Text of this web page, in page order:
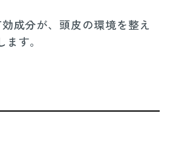
成分が、頭皮の環境を整え
す。